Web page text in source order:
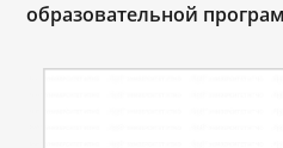
образовательной